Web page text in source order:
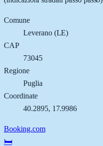
Comune
Leverano(LE)
CAP
73045
Regione
Puglia
Coordinate
40.2895, 17.9986
Booking.com
🛏️